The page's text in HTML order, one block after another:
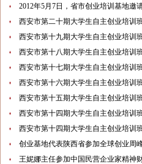
2012年5月7日，省市创业培训基地
西安市第二十期大学生自主创业培训
西安市第十九期大学生自主创业培训
西安市第十八期大学生自主创业培训
西安市第十七期大学生自主创业培训
西安市第十六期大学生自主创业培训
西安市第十五期大学生自主创业培训
西安市第十四期大学生自主创业培训
西安市第十四期大学生自主创业培训
创业基地代表陕西省参加全球创业周
王妮娜主任参加中国民营企业家精神